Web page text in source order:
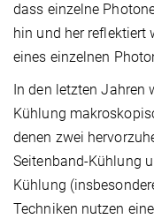
dass einzelne
hin und her reflektiert
eines einzelnen
In den letzten Jahren
Kühlung
denen zwei
Seitenband-Kühlung
Kühlung
Techniken nutzen